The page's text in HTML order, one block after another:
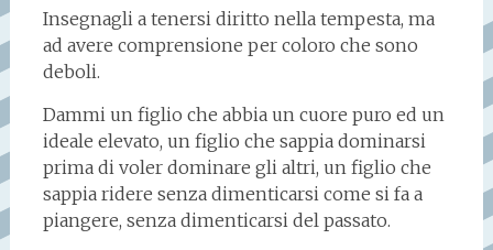
Insegnagli a tenersi diritto nella tempesta, ma
ad avere comprensione per coloro che sono
deboli.
Dammi un figlio che abbia un cuore puro ed un
ideale elevato, un figlio che sappia dominarsi
prima di voler dominare gli altri, un figlio che
sappia ridere senza dimenticarsi come si fa a
piangere, senza dimenticarsi del passato.